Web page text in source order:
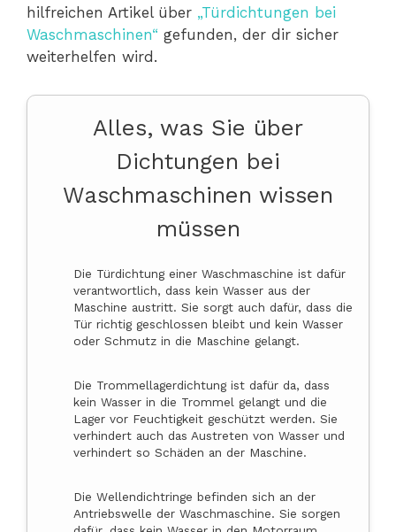
hilfreichen Artikel über „Türdichtungen bei
Waschmaschinen“ gefunden, der dir sicher
weiterhelfen wird.
Alles, was Sie über
Dichtungen bei
Waschmaschinen wissen
müssen
Die Türdichtung einer Waschmaschine ist dafür
verantwortlich, dass kein Wasser aus der
Maschine austritt. Sie sorgt auch dafür, dass die
Tür richtig geschlossen bleibt und kein Wasser
oder Schmutz in die Maschine gelangt.
Die Trommellagerdichtung ist dafür da, dass
kein Wasser in die Trommel gelangt und die
Lager vor Feuchtigkeit geschützt werden. Sie
verhindert auch das Austreten von Wasser und
verhindert so Schäden an der Maschine.
Die Wellendichtringe befinden sich an der
Antriebswelle der Waschmaschine. Sie sorgen